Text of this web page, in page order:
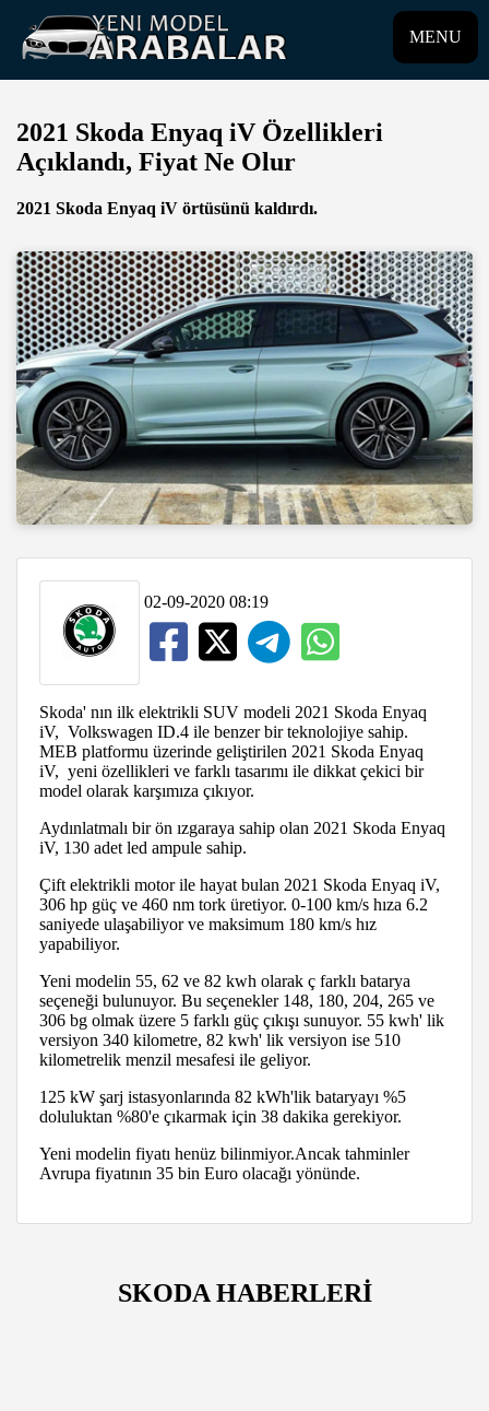
MENU
2021 Skoda Enyaq iV Özellikleri
Açıklandı, Fiyat Ne Olur
2021 Skoda Enyaq iV örtüsünü kaldırdı.
02-09-2020 08:19
Skoda' nın ilk elektrikli SUV modeli 2021 Skoda Enyaq
iV, Volkswagen ID.4 ile benzer bir teknolojiye sahip.
MEB platformu üzerinde geliştirilen 2021 Skoda Enyaq
iV, yeni özellikleri ve farklı tasarımı ile dikkat çekici bir
model olarak karşımıza çıkıyor.
Aydınlatmalı bir ön ızgaraya sahip olan 2021 Skoda Enyaq
iV, 130 adet led ampule sahip.
Çift elektrikli motor ile hayat bulan 2021 Skoda Enyaq iV,
306 hp güç ve 460 nm tork üretiyor. 0-100 km/s hıza 6.2
saniyede ulaşabiliyor ve maksimum 180 km/s hız
yapabiliyor.
Yeni modelin 55, 62 ve 82 kwh olarak ç farklı batarya
seçeneği bulunuyor. Bu seçenekler 148, 180, 204, 265 ve
306 bg olmak üzere 5 farklı güç çıkışı sunuyor. 55 kwh' lik
versiyon 340 kilometre, 82 kwh' lik versiyon ise 510
kilometrelik menzil mesafesi ile geliyor.
125 kW şarj istasyonlarında 82 kWh'lik bataryayı %5
doluluktan %80'e çıkarmak için 38 dakika gerekiyor.
Yeni modelin fiyatı henüz bilinmiyor.Ancak tahminler
Avrupa fiyatının 35 bin Euro olacağı yönünde.
SKODA HABERLERİ